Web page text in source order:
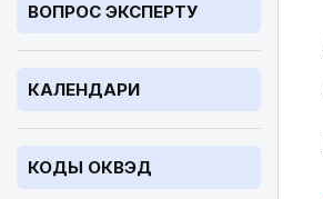
ВОПРОС ЭКСПЕРТУ
КАЛЕНДАРИ
КОДЫ ОКВЭД